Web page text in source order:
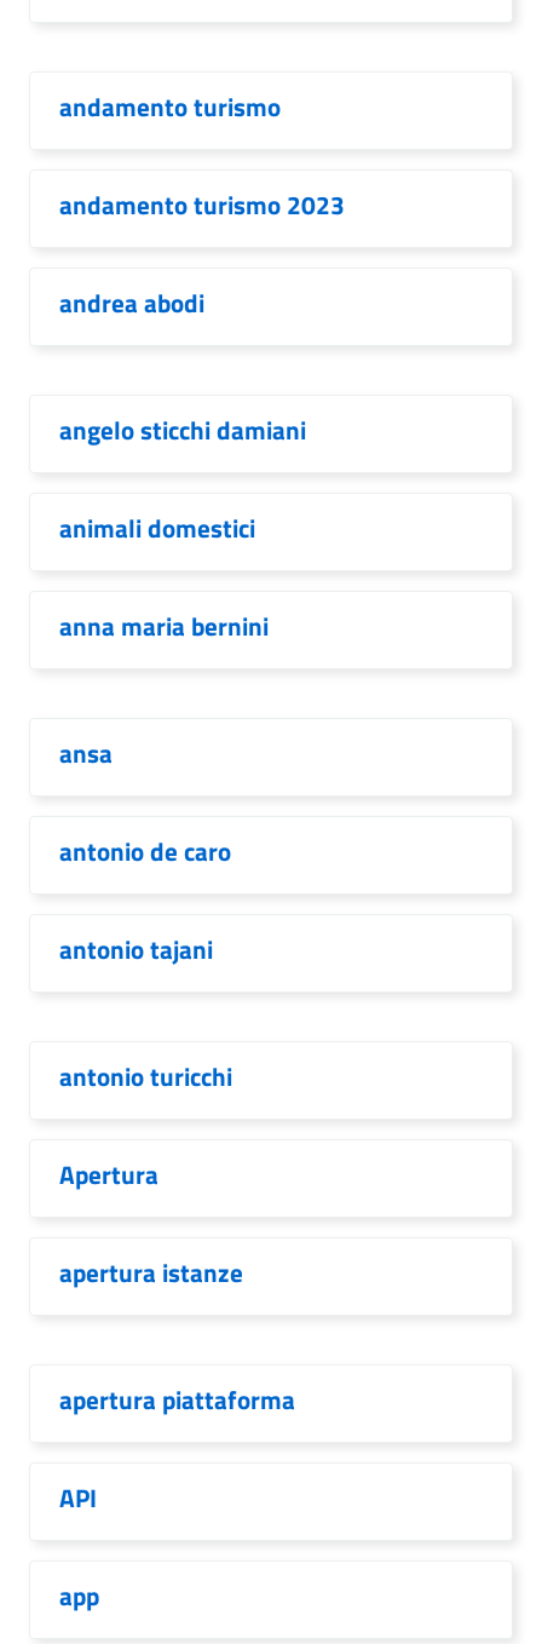
andamento turismo
andamento turismo 2023
andrea abodi
angelo sticchi damiani
animali domestici
anna maria bernini
ansa
antonio de caro
antonio tajani
antonio turicchi
Apertura
apertura istanze
apertura piattaforma
API
app